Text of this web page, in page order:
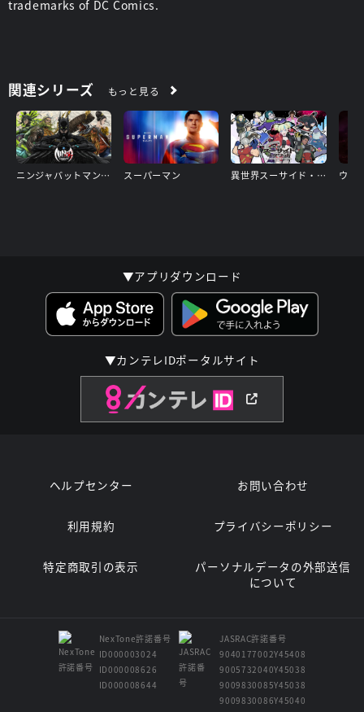
trademarks of DC Comics.
関連シリーズ もっと見る
ニンジャバットマン対ヤクザリーグ スーパーマン 異世界スーサイド・スクワッド
▼アプリダウンロード
▼カンテレIDポータルサイト
ヘルプセンター お問い合わせ
利用規約 プライバシーポリシー
特定商取引の表示
パーソナルデータの外部送信
について
NexTone許諾番号
ID000003024
ID000008626
ID000008644
JASRAC許諾番号
9040177002Y45408
9005732040Y45038
9009830085Y45038
9009830086Y45040